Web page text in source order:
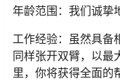
年龄范围：我们诚挚
工作经验：虽然具备
同样张开双臂，以最
里，你将获得全面的